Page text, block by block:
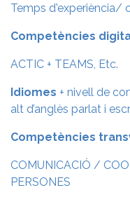
Temps d'experiència/
Competències
ACTIC + TEAMS, Etc.
Idiomes + nivell de
alt d’anglès parlat i
Competències
COMUNICACIÓ /
PERSONES